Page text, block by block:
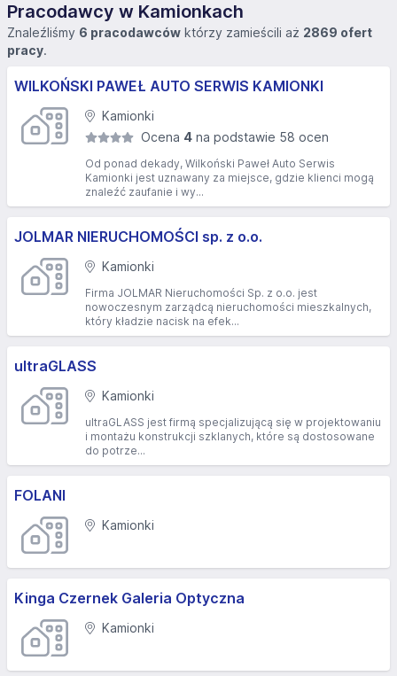
Pracodawcy w Kamionkach
Znaleźliśmy 6 pracodawców którzy zamieścili aż 2869 ofert
pracy.
WILKOŃSKI PAWEŁ AUTO SERWIS KAMIONKI
Kamionki
Ocena 4 na podstawie 58 ocen
Od ponad dekady, Wilkoński Paweł Auto Serwis
Kamionki jest uznawany za miejsce, gdzie klienci mogą
znaleźć zaufanie i wy...
JOLMAR NIERUCHOMOŚCI sp. z o.o.
Kamionki
Firma JOLMAR Nieruchomości Sp. z o.o. jest
nowoczesnym zarządcą nieruchomości mieszkalnych,
który kładzie nacisk na efek...
ultraGLASS
Kamionki
ultraGLASS jest firmą specjalizującą się w projektowaniu
i montażu konstrukcji szklanych, które są dostosowane
do potrze...
FOLANI
Kamionki
Kinga Czernek Galeria Optyczna
Kamionki